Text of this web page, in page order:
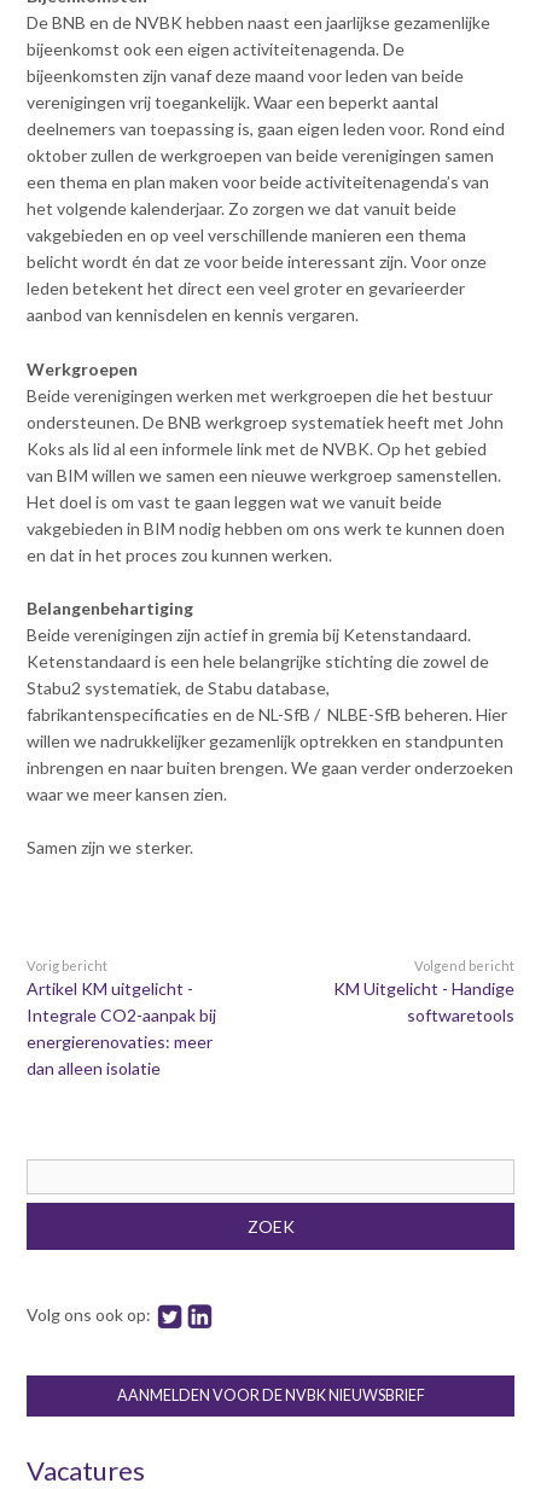
De BNB en de NVBK hebben naast een jaarlijkse gezamenlijke
bijeenkomst ook een eigen activiteitenagenda. De
bijeenkomsten zijn vanaf deze maand voor leden van beide
verenigingen vrij toegankelijk. Waar een beperkt aantal
deelnemers van toepassing is, gaan eigen leden voor. Rond eind
oktober zullen de werkgroepen van beide verenigingen samen
een thema en plan maken voor beide activiteitenagenda’s van
het volgende kalenderjaar. Zo zorgen we dat vanuit beide
vakgebieden en op veel verschillende manieren een thema
belicht wordt én dat ze voor beide interessant zijn. Voor onze
leden betekent het direct een veel groter en gevarieerder
aanbod van kennisdelen en kennis vergaren.
Werkgroepen
Beide verenigingen werken met werkgroepen die het bestuur
ondersteunen. De BNB werkgroep systematiek heeft met John
Koks als lid al een informele link met de NVBK. Op het gebied
van BIM willen we samen een nieuwe werkgroep samenstellen.
Het doel is om vast te gaan leggen wat we vanuit beide
vakgebieden in BIM nodig hebben om ons werk te kunnen doen
en dat in het proces zou kunnen werken.
Belangenbehartiging
Beide verenigingen zijn actief in gremia bij Ketenstandaard.
Ketenstandaard is een hele belangrijke stichting die zowel de
Stabu2 systematiek, de Stabu database,
fabrikantenspecificaties en de NL-SfB / NLBE-SfB beheren. Hier
willen we nadrukkelijker gezamenlijk optrekken en standpunten
inbrengen en naar buiten brengen. We gaan verder onderzoeken
waar we meer kansen zien.
Samen zijn we sterker.
Vorig bericht
Artikel KM uitgelicht -
Integrale CO2-aanpak bij
energierenovaties: meer
dan alleen isolatie
Volgend bericht
KM Uitgelicht - Handige
softwaretools
ZOEK
Volg ons ook op:
AANMELDEN VOOR DE NVBK NIEUWSBRIEF
Vacatures
Contact
Zoek
Inloggen